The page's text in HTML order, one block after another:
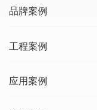
品牌案例
工程案例
应用案例